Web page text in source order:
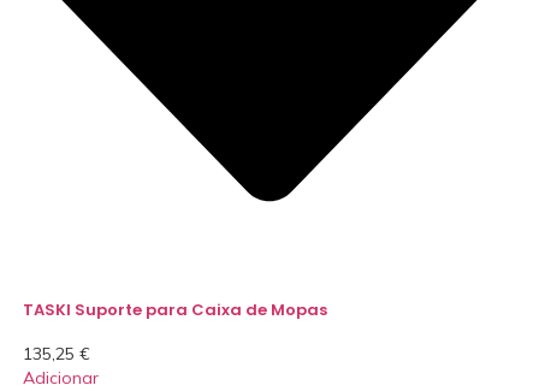
TASKI Suporte para Caixa de Mopas
135,25 €
Adicionar